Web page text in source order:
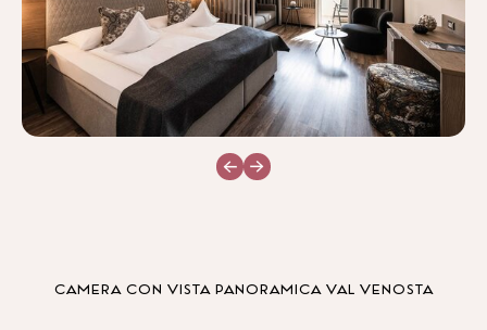
CAMERA CON VISTA PANORAMICA VAL VENOSTA